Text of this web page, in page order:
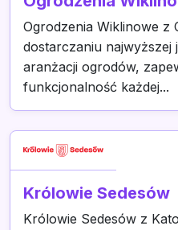
Ogrodzenia Wiklinowe z
dostarczaniu
aranżacji ogrodów,
funkcjonalność każdej...
Królowie Sedesów
Królowie Sedesów z